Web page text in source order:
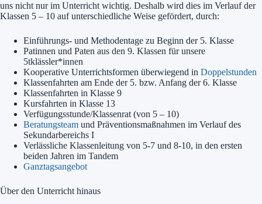
uns nicht nur im Unterricht wichtig. Deshalb wird dies im Verlauf der
Klassen 5 – 10 auf unterschiedliche Weise gefördert, durch:
Einführungs- und Methodentage zu Beginn der 5. Klasse
Patinnen und Paten aus den 9. Klassen für unsere
5tklässler*innen
Kooperative Unterrichtsformen überwiegend in Doppelstunden
Klassenfahrten am Ende der 5. bzw. Anfang der 6. Klasse
Klassenfahrten in Klasse 9
Kursfahrten in Klasse 13
Verfügungsstunde/Klassenrat (von 5 – 10)
Beratungsteam und Präventionsmaßnahmen im Verlauf des
Sekundarbereichs I
Verlässliche Klassenleitung von 5-7 und 8-10, in den ersten
beiden Jahren im Tandem
Ganztagsangebot
Über den Unterricht hinaus